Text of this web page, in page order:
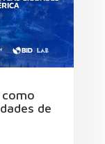
como
de